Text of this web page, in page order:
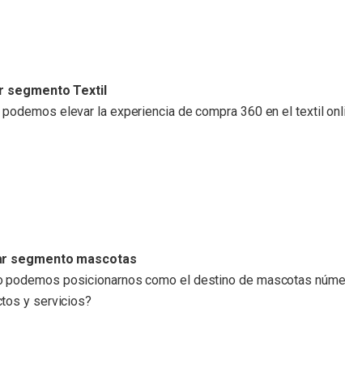
segmento Textil
podemos elevar la experiencia de compra 360 en el textil
segmento mascotas
podemos posicionarnos como el destino de mascotas
y servicios?